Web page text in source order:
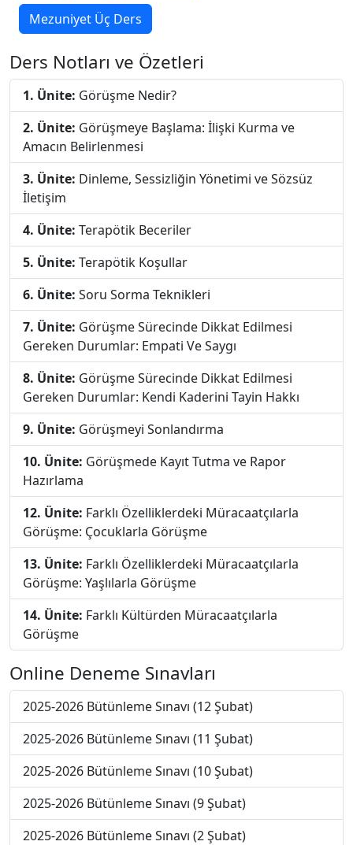
Mezuniyet Üç Ders
Ders Notları ve Özetleri
1. Ünite: Görüşme Nedir?
2. Ünite: Görüşmeye Başlama: İlişki Kurma ve
Amacın Belirlenmesi
3. Ünite: Dinleme, Sessizliğin Yönetimi ve Sözsüz
İletişim
4. Ünite: Terapötik Beceriler
5. Ünite: Terapötik Koşullar
6. Ünite: Soru Sorma Teknikleri
7. Ünite: Görüşme Sürecinde Dikkat Edilmesi
Gereken Durumlar: Empati Ve Saygı
8. Ünite: Görüşme Sürecinde Dikkat Edilmesi
Gereken Durumlar: Kendi Kaderini Tayin Hakkı
9. Ünite: Görüşmeyi Sonlandırma
10. Ünite: Görüşmede Kayıt Tutma ve Rapor
Hazırlama
12. Ünite: Farklı Özelliklerdeki Müracaatçılarla
Görüşme: Çocuklarla Görüşme
13. Ünite: Farklı Özelliklerdeki Müracaatçılarla
Görüşme: Yaşlılarla Görüşme
14. Ünite: Farklı Kültürden Müracaatçılarla
Görüşme
Online Deneme Sınavları
2025-2026 Bütünleme Sınavı (12 Şubat)
2025-2026 Bütünleme Sınavı (11 Şubat)
2025-2026 Bütünleme Sınavı (10 Şubat)
2025-2026 Bütünleme Sınavı (9 Şubat)
2025-2026 Bütünleme Sınavı (2 Şubat)